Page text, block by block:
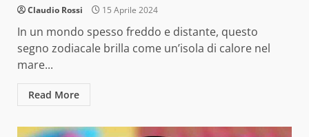
Claudio Rossi 15 Aprile 2024
In un mondo spesso freddo e distante, questo
segno zodiacale brilla come un’isola di calore nel
mare...
Read More